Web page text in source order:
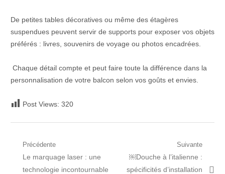
De petites tables décoratives ou même des étagères
suspendues peuvent servir de supports pour exposer vos objets
préférés : livres, souvenirs de voyage ou photos encadrées.
Chaque détail compte et peut faire toute la différence dans la
personnalisation de votre balcon selon vos goûts et envies.
Post Views: 320
Navigation
de
Précédente
Post
précédent:
Le marquage laser : une
technologie incontournable
Suivante
Prochain
article:
￼Douche à l’italienne :
spécificités d’installation